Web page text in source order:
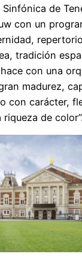
Sinfónica de
con un
tradición
con una
madurez,
con carácter,
de